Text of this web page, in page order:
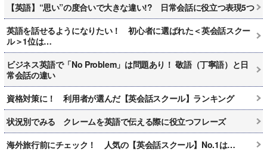
【英語】“思い”の度合いで大きな違い!? 日常会話に役立つ表現5つ
英語を話せるようになりたい！ 初心者に選ばれた＜英会話スクー
ル＞1位は…
ビジネス英語で「No Problem」は問題あり！ 敬語（丁寧語）と日
常会話の違い
資格対策に！ 利用者が選んだ【英会話スクール】ランキング
状況別でみる クレームを英語で伝える際に役立つフレーズ
海外旅行前にチェック！ 人気の【英会話スクール】No.1は…